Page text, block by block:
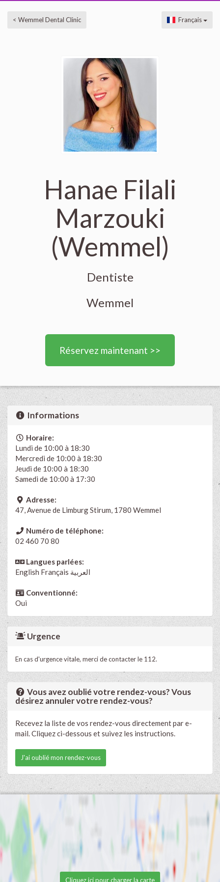
< Wemmel Dental Clinic Français
Hanae Filali
Marzouki
(Wemmel)
Dentiste
Wemmel
Réservez maintenant >>
Informations
Horaire:
Lundi de 10:00 à 18:30
Mercredi de 10:00 à 18:30
Jeudi de 10:00 à 18:30
Samedi de 10:00 à 17:30
Adresse:
47, Avenue de Limburg Stirum, 1780 Wemmel
Numéro de téléphone:
02 460 70 80
Langues parlées:
English
Français العربية
Conventionné:
Oui
Urgence
En cas d'urgence vitale, merci de contacter le 112.
Vous avez oublié votre rendez-vous? Vous
désirez annuler votre rendez-vous?
Recevez la liste de vos rendez-vous directement par e-
mail. Cliquez ci-dessous et suivez les instructions.
J'ai oublié mon rendez-vous
Cliquez ici pour charger la carte